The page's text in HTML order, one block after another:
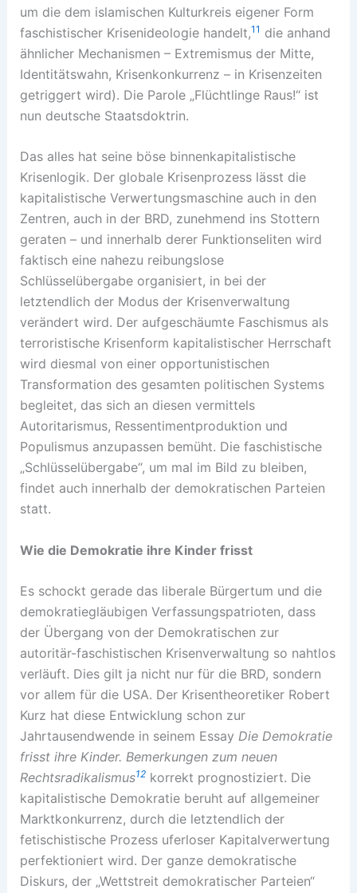
um die dem islamischen Kulturkreis eigener Form
faschistischer Krisenideologie handelt,11 die anhand
ähnlicher Mechanismen – Extremismus der Mitte,
Identitätswahn, Krisenkonkurrenz – in Krisenzeiten
getriggert wird). Die Parole „Flüchtlinge Raus!“ ist
nun deutsche Staatsdoktrin.
Das alles hat seine böse binnenkapitalistische
Krisenlogik. Der globale Krisenprozess lässt die
kapitalistische Verwertungsmaschine auch in den
Zentren, auch in der BRD, zunehmend ins Stottern
geraten – und innerhalb derer Funktionseliten wird
faktisch eine nahezu reibungslose
Schlüsselübergabe organisiert, in bei der
letztendlich der Modus der Krisenverwaltung
verändert wird. Der aufgeschäumte Faschismus als
terroristische Krisenform kapitalistischer Herrschaft
wird diesmal von einer opportunistischen
Transformation des gesamten politischen Systems
begleitet, das sich an diesen vermittels
Autoritarismus, Ressentimentproduktion und
Populismus anzupassen bemüht. Die faschistische
„Schlüsselübergabe“, um mal im Bild zu bleiben,
findet auch innerhalb der demokratischen Parteien
statt.
Wie die Demokratie ihre Kinder frisst
Es schockt gerade das liberale Bürgertum und die
demokratiegläubigen Verfassungspatrioten, dass
der Übergang von der Demokratischen zur
autoritär-faschistischen Krisenverwaltung so nahtlos
verläuft. Dies gilt ja nicht nur für die BRD, sondern
vor allem für die USA. Der Krisentheoretiker Robert
Kurz hat diese Entwicklung schon zur
Jahrtausendwende in seinem Essay Die Demokratie
frisst ihre Kinder. Bemerkungen zum neuen
Rechtsradikalismus12korrekt prognostiziert. Die
kapitalistische Demokratie beruht auf allgemeiner
Marktkonkurrenz, durch die letztendlich der
fetischistische Prozess uferloser Kapitalverwertung
perfektioniert wird. Der ganze demokratische
Diskurs, der „Wettstreit demokratischer Parteien“